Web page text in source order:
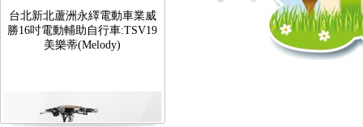
勝16吋電動輔助自行車:TSV19
美樂蒂(Melody)